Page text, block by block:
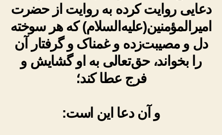
دعایی روایت کرده به روایت از حضرت
امیرالمؤمنین(علیه‌السلام) که هر سوخته
دل و مصیبت‌زده و غمناک و گرفتار آن
را بخواند، حق‌تعالی به او گشایش و
فرج عطا کند؛
و آن دعا این است: